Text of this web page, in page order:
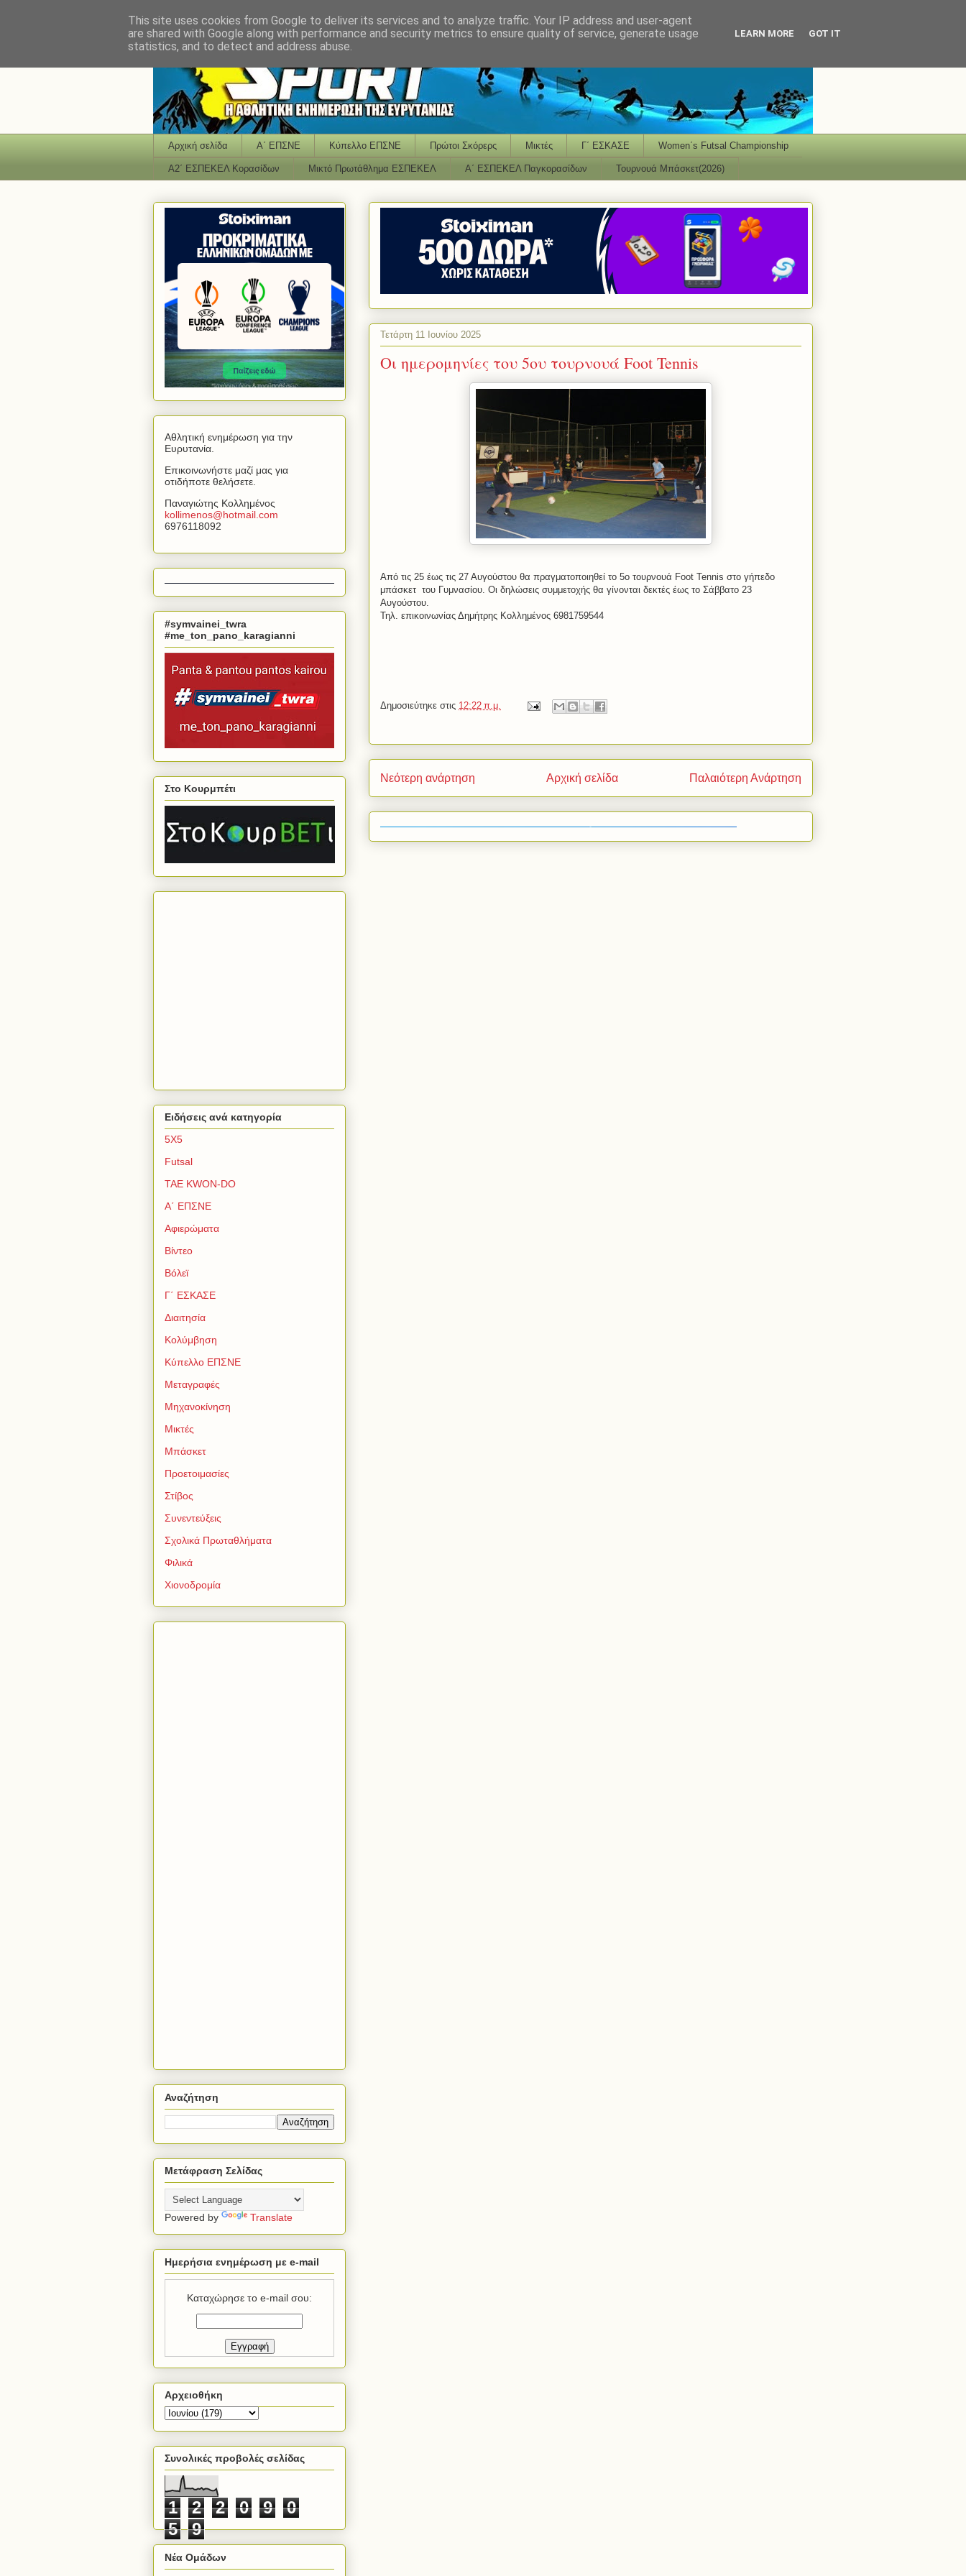
Αρχική σελίδα Α΄ ΕΠΣΝΕ Κύπελλο ΕΠΣΝΕ Πρώτοι Σκόρερς Μικτές Γ΄ ΕΣΚΑΣΕ Women΄s Futsal Championship
Α2΄ ΕΣΠΕΚΕΛ Κορασίδων Μικτό Πρωτάθλημα ΕΣΠΕΚΕΛ Α΄ ΕΣΠΕΚΕΛ Παγκορασίδων Τουρνουά Μπάσκετ(2026)
Τετάρτη 11 Ιουνίου 2025
Οι ημερομηνίες του 5ου τουρνουά Foot Tennis
Από τις 25 έως τις 27 Αυγούστου θα πραγματοποιηθεί το 5ο τουρνουά Foot Tennis στο γήπεδο
μπάσκετ του Γυμνασίου. Οι δηλώσεις συμμετοχής θα γίνονται δεκτές έως το Σάββατο 23
Αυγούστου.
Τηλ. επικοινωνίας Δημήτρης Κολλημένος 6981759544
Δημοσιεύτηκε στις 12:22 π.μ.
Νεότερη ανάρτηση Παλαιότερη Ανάρτηση
Αρχική σελίδα
Αθλητική ενημέρωση για την
Ευρυτανία.
Επικοινωνήστε μαζί μας για
οτιδήποτε θελήσετε.
Παναγιώτης Κολλημένος
kollimenos@hotmail com
6976118092
#symvainei_twra
#me_ton_pano_karagianni
Στο Κουρμπέτι
Ειδήσεις ανά κατηγορία
5Χ5
Futsal
TAE KWON-DO
Α΄ ΕΠΣΝΕ
Αφιερώματα
Βίντεο
Βόλεϊ
Γ΄ ΕΣΚΑΣΕ
Διαιτησία
Κολύμβηση
Κύπελλο ΕΠΣΝΕ
Μεταγραφές
Μηχανοκίνηση
Μικτές
Μπάσκετ
Προετοιμασίες
Στίβος
Συνεντεύξεις
Σχολικά Πρωταθλήματα
Φιλικά
Χιονοδρομία
Αναζήτηση
Μετάφραση Σελίδας
Powered by Translate
Ημερήσια ενημέρωση με e-mail
Καταχώρησε το e-mail σου:
Αρχειοθήκη
Συνολικές προβολές σελίδας
1 2 2 0 9
0
5
9
Νέα Ομάδων
This site uses cookies from Google to deliver its services and to analyze traffic. Your IP address and user-agent
are shared with Google along with performance and security metrics to ensure quality of service, generate usage
statistics, and to detect and address abuse.
LEARN MORE GOT IT